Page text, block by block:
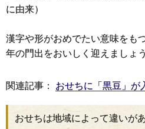
に由来）
漢字や形がおめでたい意味をも
年の門出をおいしく迎えましょう
関連記事： おせちに「黒豆」が
おせちは地域によって違いが